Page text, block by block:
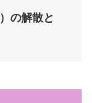
の解散と